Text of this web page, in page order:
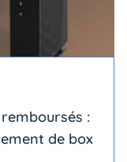
remboursés :
de box